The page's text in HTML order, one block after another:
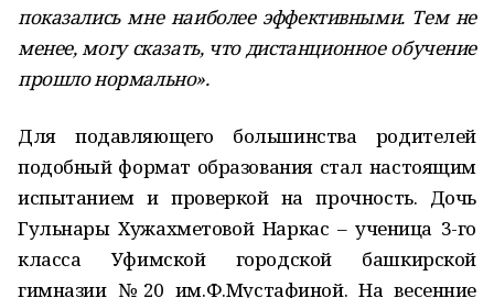
показались мне наиболее эффективными. Тем не
менее, могу сказать, что дистанционное обучение
прошло нормально».
Для подавляющего большинства родителей
подобный формат образования стал настоящим
испытанием и проверкой на прочность. Дочь
Гульнары Хужахметовой Наркас – ученица 3-го
класса Уфимской городской башкирской
гимназии №20 им.Ф.Мустафиной. На весенние